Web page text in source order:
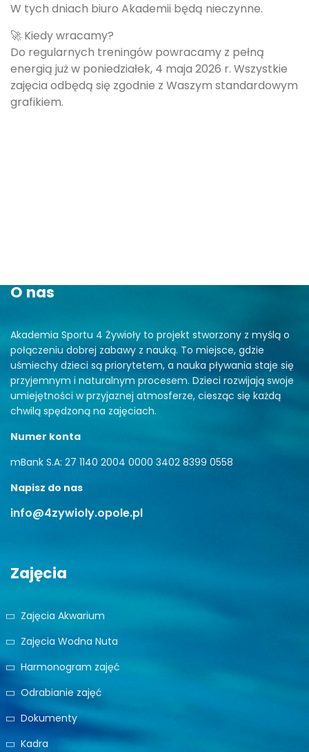
W tych dniach biuro Akademii będą nieczynne.
🚀 Kiedy wracamy?
Do regularnych treningów powracamy z pełną
energią już w poniedziałek, 4 maja 2026 r. Wszystkie
zajęcia odbędą się zgodnie z Waszym standardowym
grafikiem.
O nas
Akademia Sportu 4 Żywioły to projekt stworzony z myślą o
połączeniu dobrej zabawy z nauką. To miejsce, gdzie
uśmiechy dzieci są priorytetem, a nauka pływania staje się
przyjemnym i naturalnym procesem. Dzieci rozwijają swoje
umiejętności w przyjaznej atmosferze, ciesząc się każdą
chwilą spędzoną na zajęciach.
Numer konta
mBank S.A: 27 1140 2004 0000 3402 8399 0558
Napisz do nas
info@4zywioly.opole.pl
Zajęcia
Zajęcia Akwarium
Zajęcia Wodna Nuta
Harmonogram zajęć
Odrabianie zajęć
Dokumenty
Kadra